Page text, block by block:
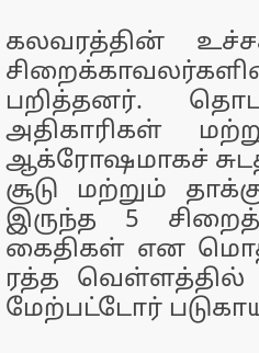
கலவரத்தின்
பறித்தனர்.
அதிகாரிகள்
ஆக்ரோஷமாகச்
சூடு மற்றும்
இருந்த 5
கைதிகள் என
ரத்த வெள்ளத்தில்
மேற்பட்டோர்